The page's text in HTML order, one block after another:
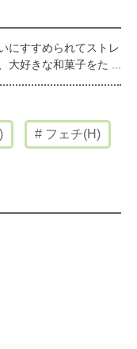
にすすめられてストレ
大好きな和菓子をたく
を治すために！ 意気
瞬間、鬼木の態度が
胸だ!!と染野の胸を堪
フェチ(H)